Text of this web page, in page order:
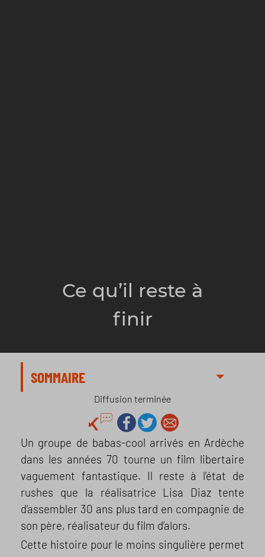
Ce qu’il reste à
finir
SOMMAIRE
Diffusion terminée
Un groupe de babas-cool arrivés en Ardèche
dans les années 70 tourne un film libertaire
vaguement fantastique. Il reste à l’état de
rushes que la réalisatrice Lisa Diaz tente
d’assembler 30 ans plus tard en compagnie de
son père, réalisateur du film d’alors.
Cette histoire pour le moins singulière permet